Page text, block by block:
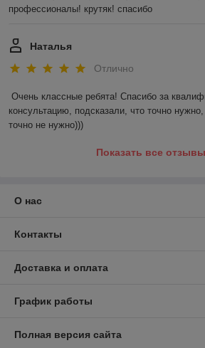
профессионалы! крутяк! спасибо
Наталья
Отлично
Очень классные ребята! Спасибо за
консультацию, подсказали, что точно
точно не нужно)))
Показать все отзывы
О нас
Контакты
Доставка и оплата
График работы
Полная версия сайта